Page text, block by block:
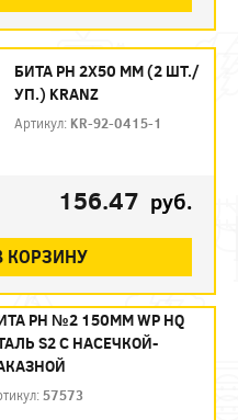
БИТА PH 2Х50 ММ (2 ШТ./
УП.) KRANZ
Артикул: KR-92-0415-1
156.47 руб.
КОРЗИНУ
PH №2 150ММ WP HQ
S2 С НАСЕЧКОЙ-
57573